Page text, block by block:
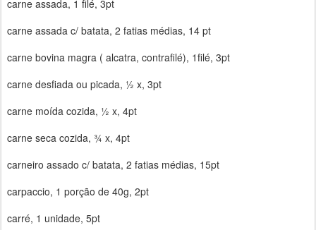
carne assada, 1 filé, 3pt
carne assada c/ batata, 2 fatias médias, 14 pt
carne bovina magra ( alcatra, contrafilé), 1filé, 3pt
carne desfiada ou picada, ½ x, 3pt
carne moída cozida, ½ x, 4pt
carne seca cozida, ¾ x, 4pt
carneiro assado c/ batata, 2 fatias médias, 15pt
carpaccio, 1 porção de 40g, 2pt
carré, 1 unidade, 5pt